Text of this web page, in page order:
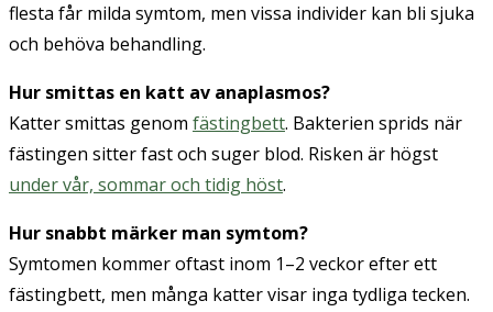
flesta får milda symtom, men vissa individer kan bli sjuka
och behöva behandling.
Hur smittas en katt av anaplasmos?
Katter smittas genom fästingbett. Bakterien sprids när
fästingen sitter fast och suger blod. Risken är högst
under vår, sommar och tidig höst.
Hur snabbt märker man symtom?
Symtomen kommer oftast inom 1–2 veckor efter ett
fästingbett, men många katter visar inga tydliga tecken.